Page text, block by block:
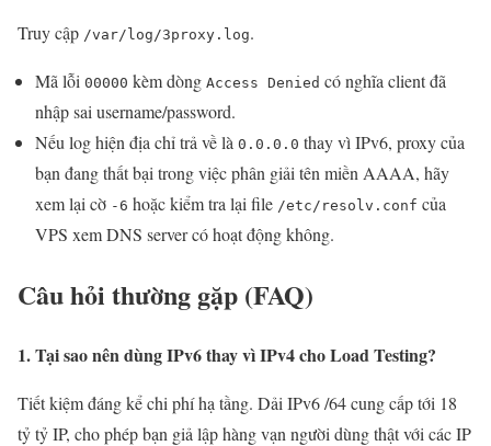
Truy cập /var/log/3proxy.log.
Mã lỗi 00000 kèm dòng Access Denied có nghĩa client đã
nhập sai username/password.
Nếu log hiện địa chỉ trả về là 0.0.0.0 thay vì IPv6, proxy của
bạn đang thất bại trong việc phân giải tên miền AAAA, hãy
xem lại cờ -6 hoặc kiểm tra lại file /etc/resolv.conf của
VPS xem DNS server có hoạt động không.
Câu hỏi thường gặp (FAQ)
1. Tại sao nên dùng IPv6 thay vì IPv4 cho Load Testing?
Tiết kiệm đáng kể chi phí hạ tầng. Dải IPv6 /64 cung cấp tới 18
tỷ tỷ IP, cho phép bạn giả lập hàng vạn người dùng thật với các IP